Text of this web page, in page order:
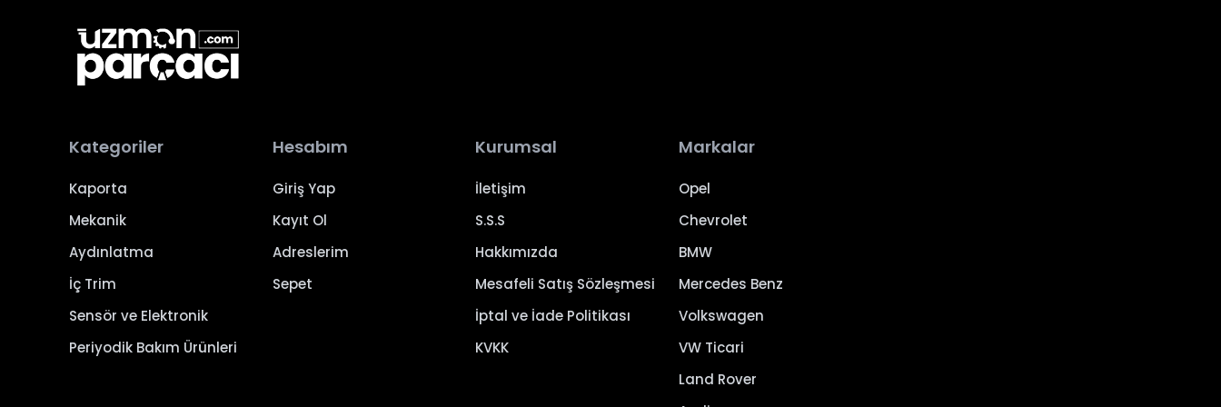
Kategoriler
Kaporta
Mekanik
Aydınlatma
İç Trim
Sensör ve Elektronik
Periyodik Bakım Ürünleri
Hesabım
Giriş Yap
Kayıt Ol
Adreslerim
Sepet
Kurumsal
İletişim
S.S.S
Hakkımızda
Mesafeli Satış Sözleşmesi
İptal ve İade Politikası
KVKK
Markalar
Opel
Chevrolet
BMW
Mercedes Benz
Volkswagen
VW Ticari
Land Rover